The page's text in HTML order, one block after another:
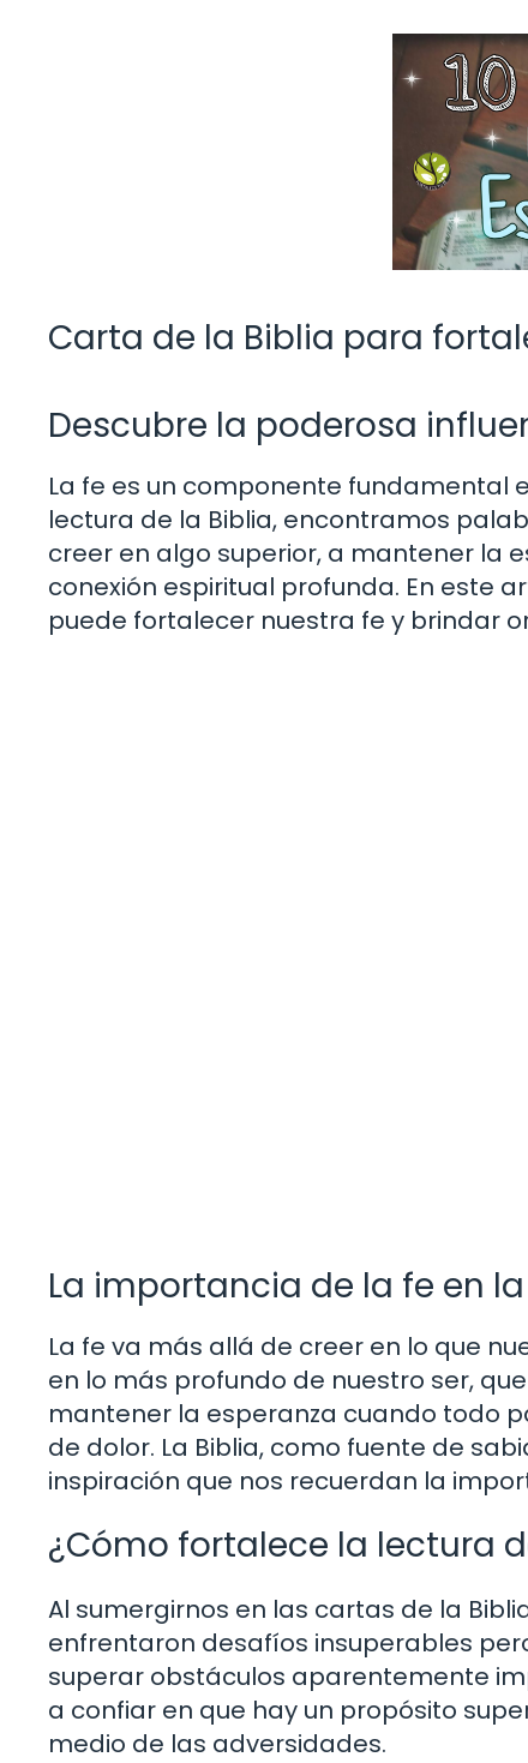
Carta de la Biblia para
Descubre la poderosa
La fe es un componente fundamental
lectura de la Biblia, encontramos
creer en algo superior, a mantener la
conexión espiritual profunda. En este
puede fortalecer nuestra fe y brindar
La importancia de la fe en
La fe va más allá de creer en lo que
en lo más profundo de nuestro ser,
mantener la esperanza cuando todo
de dolor. La Biblia, como fuente de
inspiración que nos recuerdan la
¿Cómo fortalece la lectura
Al sumergirnos en las cartas de la
enfrentaron desafíos insuperables
superar obstáculos aparentemente
a confiar en que hay un propósito
medio de las adversidades.